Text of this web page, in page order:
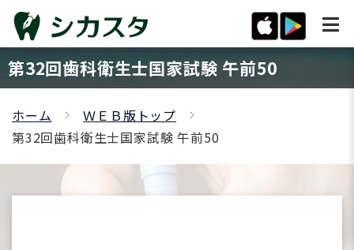
第32回歯科衛生士国家試験 午前50
ホーム
ＷＥＢ版トップ
第32回歯科衛生士国家試験 午前50